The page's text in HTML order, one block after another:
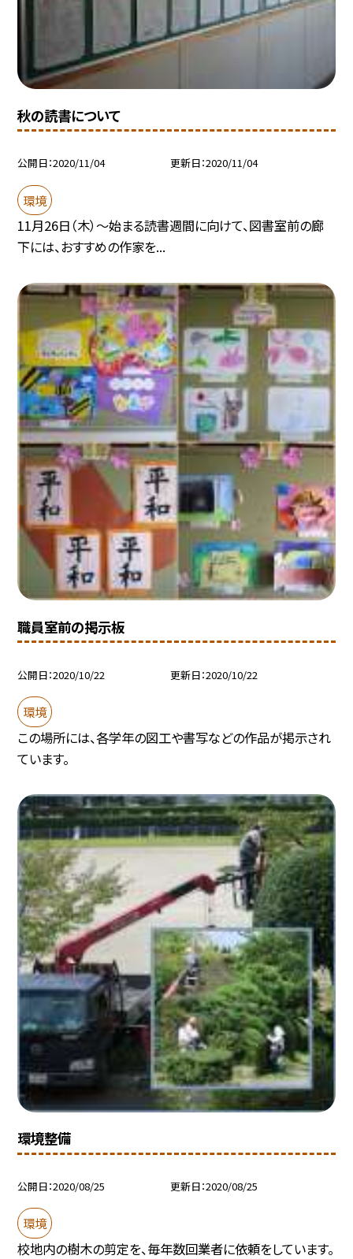
秋の読書について
公開日 2020/11/04 更新日 2020/11/04
環境
11月26日（木）〜始まる読書週間に向けて、図書室前の廊
下には、おすすめの作家を...
職員室前の掲示板
公開日 2020/10/22 更新日 2020/10/22
環境
この場所には、各学年の図工や書写などの作品が掲示され
ています。
環境整備
公開日 2020/08/25 更新日 2020/08/25
環境
校地内の樹木の剪定を、毎年数回業者に依頼をしています。